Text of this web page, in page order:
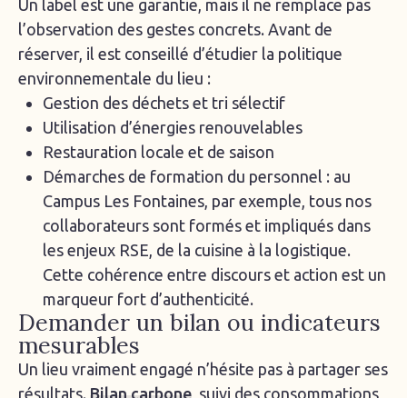
Un label est une garantie, mais il ne remplace pas
l’observation des gestes concrets. Avant de
réserver, il est conseillé d’étudier la politique
environnementale du lieu :
Gestion des déchets et tri sélectif
Utilisation d’énergies renouvelables
Restauration locale et de saison
Démarches de formation du personnel : au
Campus Les Fontaines, par exemple, tous nos
collaborateurs sont formés et impliqués dans
les enjeux RSE, de la cuisine à la logistique.
Cette cohérence entre discours et action est un
marqueur fort d’authenticité.
Demander un bilan ou indicateurs
mesurables
Un lieu vraiment engagé n’hésite pas à partager ses
résultats. Bilan carbone, suivi des consommations